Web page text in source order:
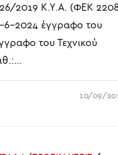
2019 Κ.Υ.Α. (ΦΕΚ
6-2024 έγγραφο του
του Τεχνικού
10/09/